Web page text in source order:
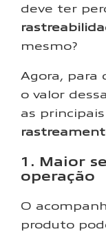
deve ter
mesmo?
Agora, para
o valor
as
1. Maior
operação
O
produto